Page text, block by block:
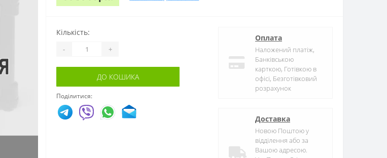
Кількість:
- +
ДО КОШИКА
Поділитися:
Оплата
Наложений платіж,
Банківською
карткою, Готівкою в
офісі, Безготівковий
розрахунок
Доставка
Новою Поштою у
відділення або за
Вашою адресою.